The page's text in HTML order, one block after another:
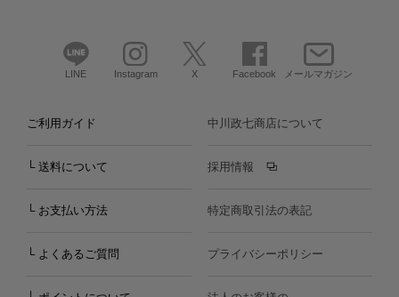
LINE Instagram X Facebook メールマガジン
ご利用ガイド
└ 送料について
└ お支払い方法
└ よくあるご質問
中川政七商店について
採用情報
特定商取引法の表記
プライバシーポリシー